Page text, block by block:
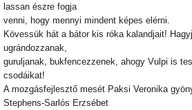
lassan észre fogja
venni, hogy mennyi mindent képes elérni.
Kövessük hát a bátor kis róka kalandjait!
ugrándozzanak,
guruljanak, bukfencezzenek, ahogy Vulpi is
csodáikat!
A mozgásfejlesztő mesét Paksi Veronika
Stephens-Sarlós Erzsébet